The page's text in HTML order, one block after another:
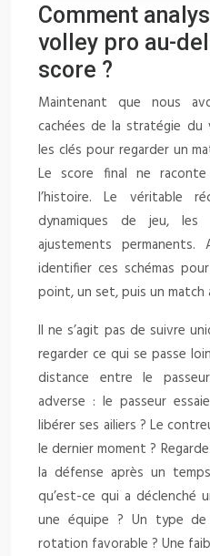
Comment
volley pro au-
score ?
Maintenant que nous
cachées de la stratégie du
les clés pour regarder un
Le score final ne
l’histoire. Le véritable
dynamiques de jeu,
ajustements permanents.
identifier ces schémas
point, un set, puis un match
Il ne s’agit pas de suivre
regarder ce qui se passe
distance entre le
adverse : le passeur
libérer ses ailiers ? Le
le dernier moment ?
la défense après un
qu’est-ce qui a
une équipe ? Un type de
rotation favorable ? Une